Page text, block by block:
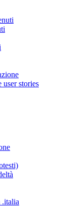
user stories
.italia